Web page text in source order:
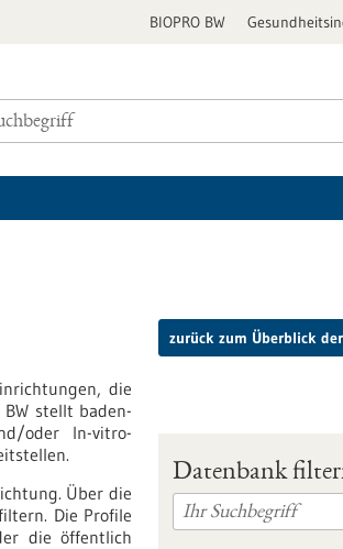
BIOPRO BW
die
stellt baden-
oder In-vitro-
Über die
Die Profile
die öffentlich
zurück zum Überblick
Datenbank